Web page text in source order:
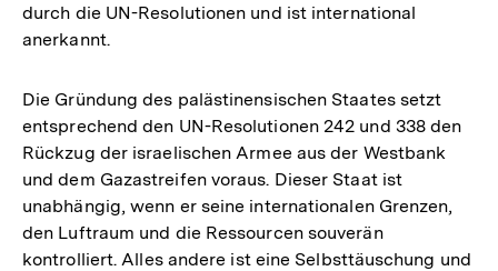
durch die UN-Resolutionen und ist international
anerkannt.
Die Gründung des palästinensischen Staates setzt
entsprechend den UN-Resolutionen 242 und 338 den
Rückzug der israelischen Armee aus der Westbank
und dem Gazastreifen voraus. Dieser Staat ist
unabhängig, wenn er seine internationalen Grenzen,
den Luftraum und die Ressourcen souverän
kontrolliert. Alles andere ist eine Selbsttäuschung und